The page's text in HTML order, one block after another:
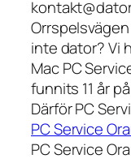
inte dator? Vi
Mac PC
funnits 11 år
Därför PC
PC Service
PC Service